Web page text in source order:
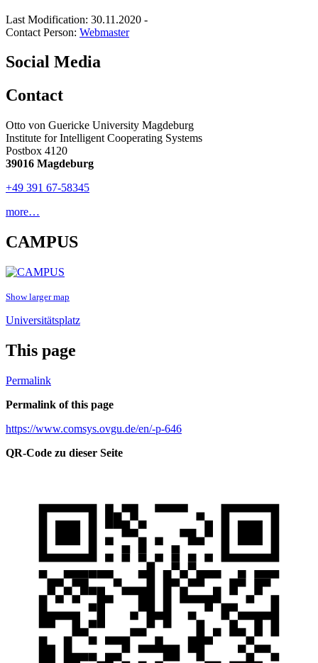
Last Modification: 30.11.2020 -
Contact Person: Webmaster
Social Media
Contact
Otto von Guericke University Magdeburg
Institute for Intelligent Cooperating Systems
Postbox 4120
39016 Magdeburg
+49 391 67-58345
more…
CAMPUS
Show larger map
Universitätsplatz
This page
Permalink
Permalink of this page
https://www.comsys.ovgu.de/en/-p-646
QR-Code zu dieser Seite